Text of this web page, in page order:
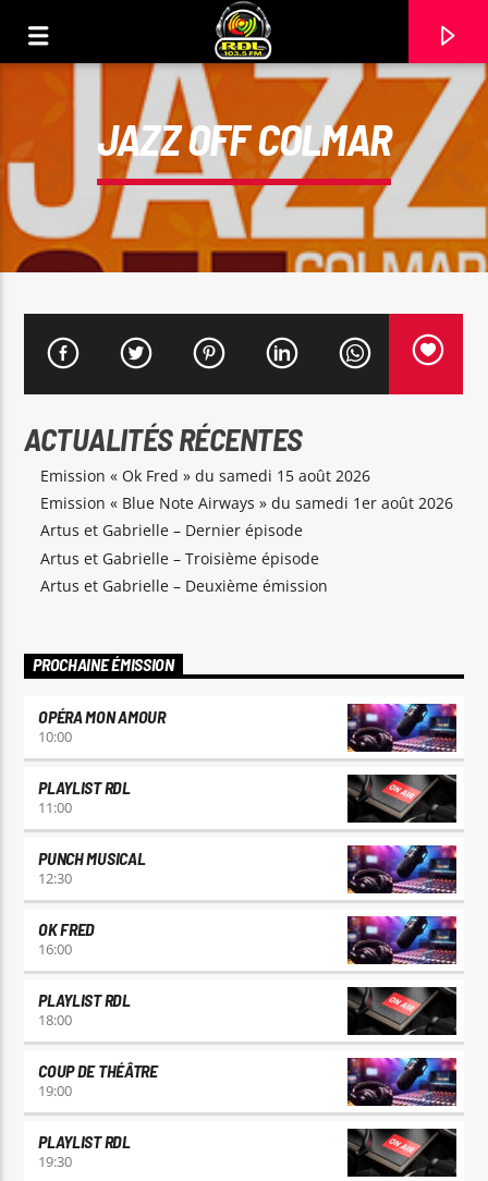
TITRE
ARTISTE
JAZZ OFF COLMAR
ACTUALITÉS RÉCENTES
Emission « Ok Fred » du samedi 15 août 2026
Emission « Blue Note Airways » du samedi 1er août 2026
Artus et Gabrielle – Dernier épisode
Artus et Gabrielle – Troisième épisode
Artus et Gabrielle – Deuxième émission
PROCHAINE ÉMISSION
OPÉRA MON AMOUR
10:00
PLAYLIST RDL
11:00
PUNCH MUSICAL
12:30
OK FRED
16:00
PLAYLIST RDL
18:00
COUP DE THÉÂTRE
19:00
PLAYLIST RDL
19:30